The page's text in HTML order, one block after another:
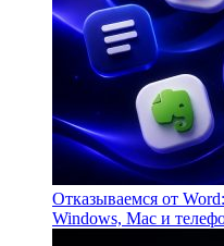
Отказываемся от
Windows, Mac и